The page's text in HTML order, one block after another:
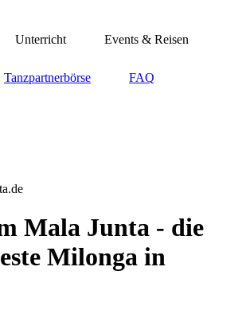
Unterricht Events & Reisen
Tanzpartnerbörse FAQ
Mala Junta - die
Milonga in